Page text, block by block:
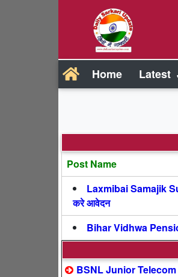
Home Latest
Post Name
Laxmibai Samajik
करे आवेदन
Bihar Vidhwa
BSNL Junior